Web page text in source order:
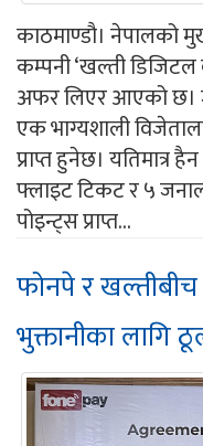
काठमाण्डौ। नेपालको
कम्पनी ‘खल्ती डिजिटल
अफर लिएर आएको छ।
एक भाग्यशाली
प्राप्त हुनेछ। यतिमात्र
फ्लाइट टिकट र ५
पोइन्ट्स प्राप्त...
फोनपे र
भुक्तानीका लागि